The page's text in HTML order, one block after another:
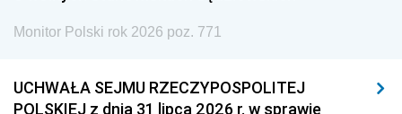
1951 1950
1939 1938 1937
Monitor Polski rok 2026 poz. 771
UCHWAŁA SEJMU RZECZYPOSPOLITEJ
POLSKIEJ z dnia 31 lipca 2026 r. w sprawie